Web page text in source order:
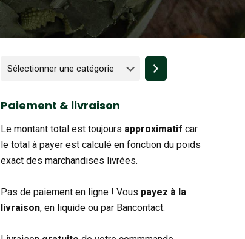
Sélectionner
une
Paiement & livraison
Le montant total est toujours approximatif car
le total à payer est calculé en fonction du poids
exact des marchandises livrées.
Pas de paiement en ligne ! Vous payez à la
livraison, en liquide ou par Bancontact.